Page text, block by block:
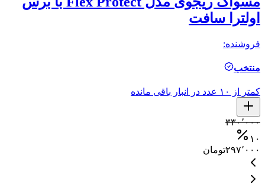
اولترا سافت
فروشنده:
منتخب
کمتر از ۱۰ عدد در انبار باقی مانده
۳۳۰٬۰۰۰
۱۰
۲۹۷٬۰۰۰تومان